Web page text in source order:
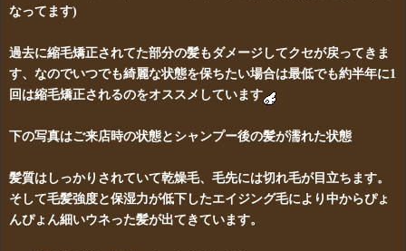
なってます)
過去に縮毛矯正されてた部分の髪もダメージしてクセが戻ってきま
す、なのでいつでも綺麗な状態を保ちたい場合は最低でも約半年に1
回は縮毛矯正されるのをオススメしています
下の写真はご来店時の状態とシャンプー後の髪が濡れた状態
髪質はしっかりされていて乾燥毛、毛先には切れ毛が目立ちます。
そして毛髪強度と保湿力が低下したエイジング毛により中からぴょ
んぴょん細いウネった髪が出てきています。